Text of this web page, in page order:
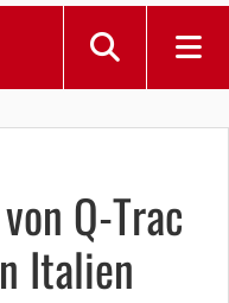
Q-Trac
Italien